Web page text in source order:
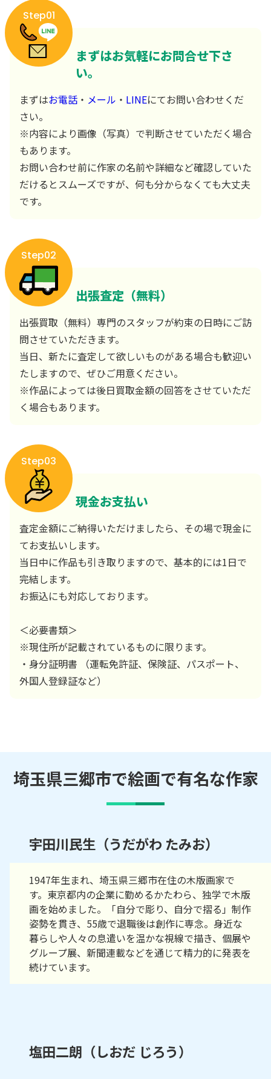
Step01
まずはお気軽にお問合せ下さ
い。
まずはお電話 ・ メール ・ LINEにてお問い合わせくだ
さい。
※内容により画像（写真）で判断させていただく場合
もあります。
お問い合わせ前に作家の名前や詳細など確認していた
だけるとスムーズですが、何も分からなくても大丈夫
です。
Step02
出張査定（無料）
出張買取（無料）専門のスタッフが約束の日時にご訪
問させていただきます。
当日、新たに査定して欲しいものがある場合も歓迎い
たしますので、ぜひご用意ください。
※作品によっては後日買取金額の回答をさせていただ
く場合もあります。
Step03
現金お支払い
査定金額にご納得いただけましたら、その場で現金に
てお支払いします。
当日中に作品も引き取りますので、基本的には1日で
完結します。
お振込にも対応しております。
＜必要書類＞
※現住所が記載されているものに限ります。
・身分証明書 （運転免許証、保険証、パスポート、
外国人登録証など）
埼玉県三郷市で絵画で有名な作家
宇田川民生（うだがわ たみお）
1947年生まれ、埼玉県三郷市在住の木版画家で
す。東京都内の企業に勤めるかたわら、独学で木版
画を始めました。「自分で彫り、自分で摺る」制作
姿勢を貫き、55歳で退職後は創作に専念。身近な
暮らしや人々の息遣いを温かな視線で描き、個展や
グループ展、新聞連載などを通じて精力的に発表を
続けています。
塩田二朗（しおだ じろう）